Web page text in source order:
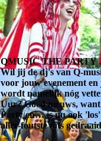
QMUSIC THE PARTY
Wil jij de dj's van Q-
voor jouw evenement
wordt namelijk nóg
Uur? Goed nieuws,
Party en… is nu ook 'los'
aller-foutste hits